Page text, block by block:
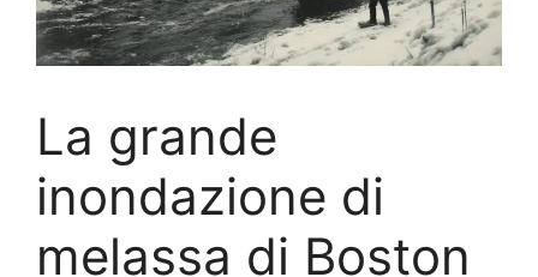
La grande
inondazione di
melassa di Boston